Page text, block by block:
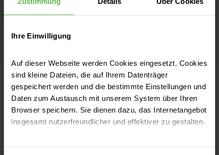
Ihre Einwilligung
Auf dieser Webseite werden Cookies eingesetzt. Cookies
sind kleine Dateien, die auf Ihrem Datenträger
gespeichert werden und die bestimmte Einstellungen und
Daten zum Austausch mit unserem System über Ihren
Browser speichern. Sie dienen dazu, das Internetangebot
insgesamt nutzerfreundlicher und effektiver zu gestalten.
- Langjähriger PEER der Initiative
Helios Klinikum Gotha
Heliosstraße 1